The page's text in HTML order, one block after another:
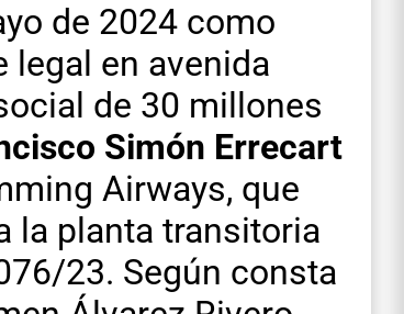
de 2024 como
legal en avenida
de 30 millones
Simón Errecart
Airways, que
la planta transitoria
23. Según consta